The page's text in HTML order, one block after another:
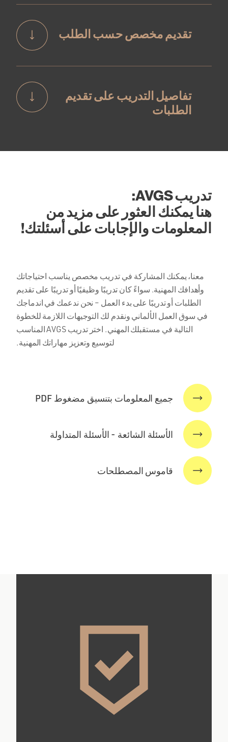
تقديم مخصص حسب الطلب
تفاصيل التدريب على تقديم
الطلبات
تدريب AVGS:
هنا يمكنك العثور على مزيد من
المعلومات والإجابات على أسئلتك!
معنا، يمكنك المشاركة في تدريب مخصص يناسب احتياجاتك
وأهدافك المهنية. سواءً كان تدريبًا وظيفيًا أو تدريبًا على تقديم
الطلبات أو تدريبًا على بدء العمل – نحن ندعمك في اندماجك
في سوق العمل الألماني ونقدم لك التوجيهات اللازمة للخطوة
التالية في مستقبلك المهني. اختر تدريب AVGS المناسب
لتوسيع وتعزيز مهاراتك المهنية.
جميع المعلومات بتنسيق مضغوط PDF
الأسئلة الشائعة - الأسئلة المتداولة
قاموس المصطلحات